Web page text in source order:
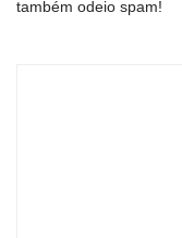
também odeio spam!